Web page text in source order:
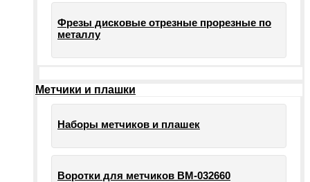
Фрезы дисковые отрезные прорезные по
металлу
Метчики и плашки
Наборы метчиков и плашек
Воротки для метчиков ВМ-032660